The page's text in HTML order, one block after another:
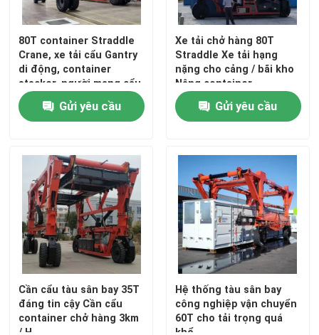
80T container Straddle
Crane, xe tải cẩu Gantry
di động, container
stacker, người mang cẩu
tùy chỉnh
Gửi yêu cầu
Xe tải chở hàng 80T
Straddle Xe tải hạng
nặng cho cảng / bãi kho
Nâng container
Gửi yêu cầu
Cần cẩu tàu sân bay 35T
đáng tin cậy Cần cẩu
container chở hàng 3km
/ H
Hệ thống tàu sân bay
công nghiệp vận chuyển
60T cho tải trọng quá
khổ